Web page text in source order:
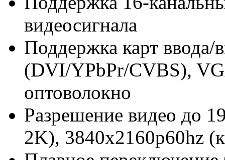
видеосигнала
Поддержка карт
(DVI/YPbPr/CVBS),
оптоволокно
Разрешение видео до
2K), 3840x2160p60hz